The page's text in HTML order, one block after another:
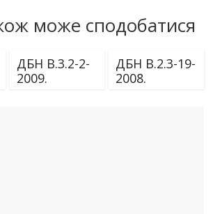
може сподобатися
ДБН В.3.2-2-
2009.
ДБН В.2.3-19-
2008.